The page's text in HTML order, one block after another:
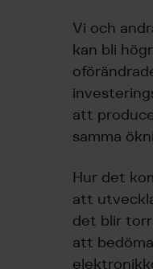
Vi och
kan bli
att
samma
Hur det
att
det blir
att